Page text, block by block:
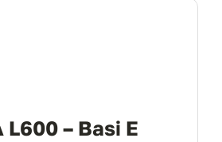
L600 – Basi E